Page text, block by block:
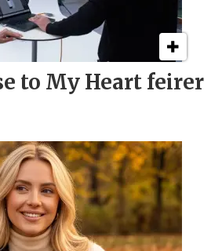
to My Heart feirer